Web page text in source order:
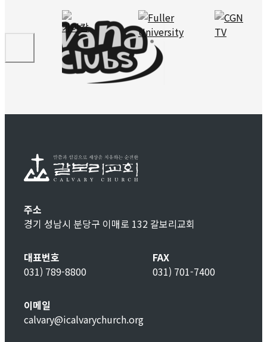
주소
경기 성남시 분당구 이매로 132 갈보리교회
대표번호
031) 789-8800
FAX
031) 701-7400
이메일
calvary@icalvarychurch.org